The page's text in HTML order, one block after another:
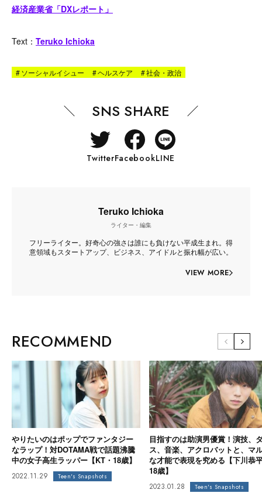
経済産業省「DXレポート」
Text ： Teruko Ichioka
#ソーシャルイシュー #ヘルスケア #社会・政治
SNS SHARE
TwitterFacebookLINE
Teruko Ichioka
ライター・編集
フリーライター。好奇心の強さは誰にも負けない平成生まれ。得
意領域もスタートアップ、ビジネス、アイドルと振れ幅が広い。
VIEW MORE
RECOMMEND
やりたいのはポップでファンタジー
なラップ！対DOTAMA戦で話題沸騰
中の女子高生ラッパー【KT・18歳】
2022.11.29 Teen's Snapshots
目指すのは助演男優賞！演技、
ス、音楽、アクロバットと、マ
な才能で表現を究める【下川恭
18歳】
2023.01.28 Teen's Snapshots